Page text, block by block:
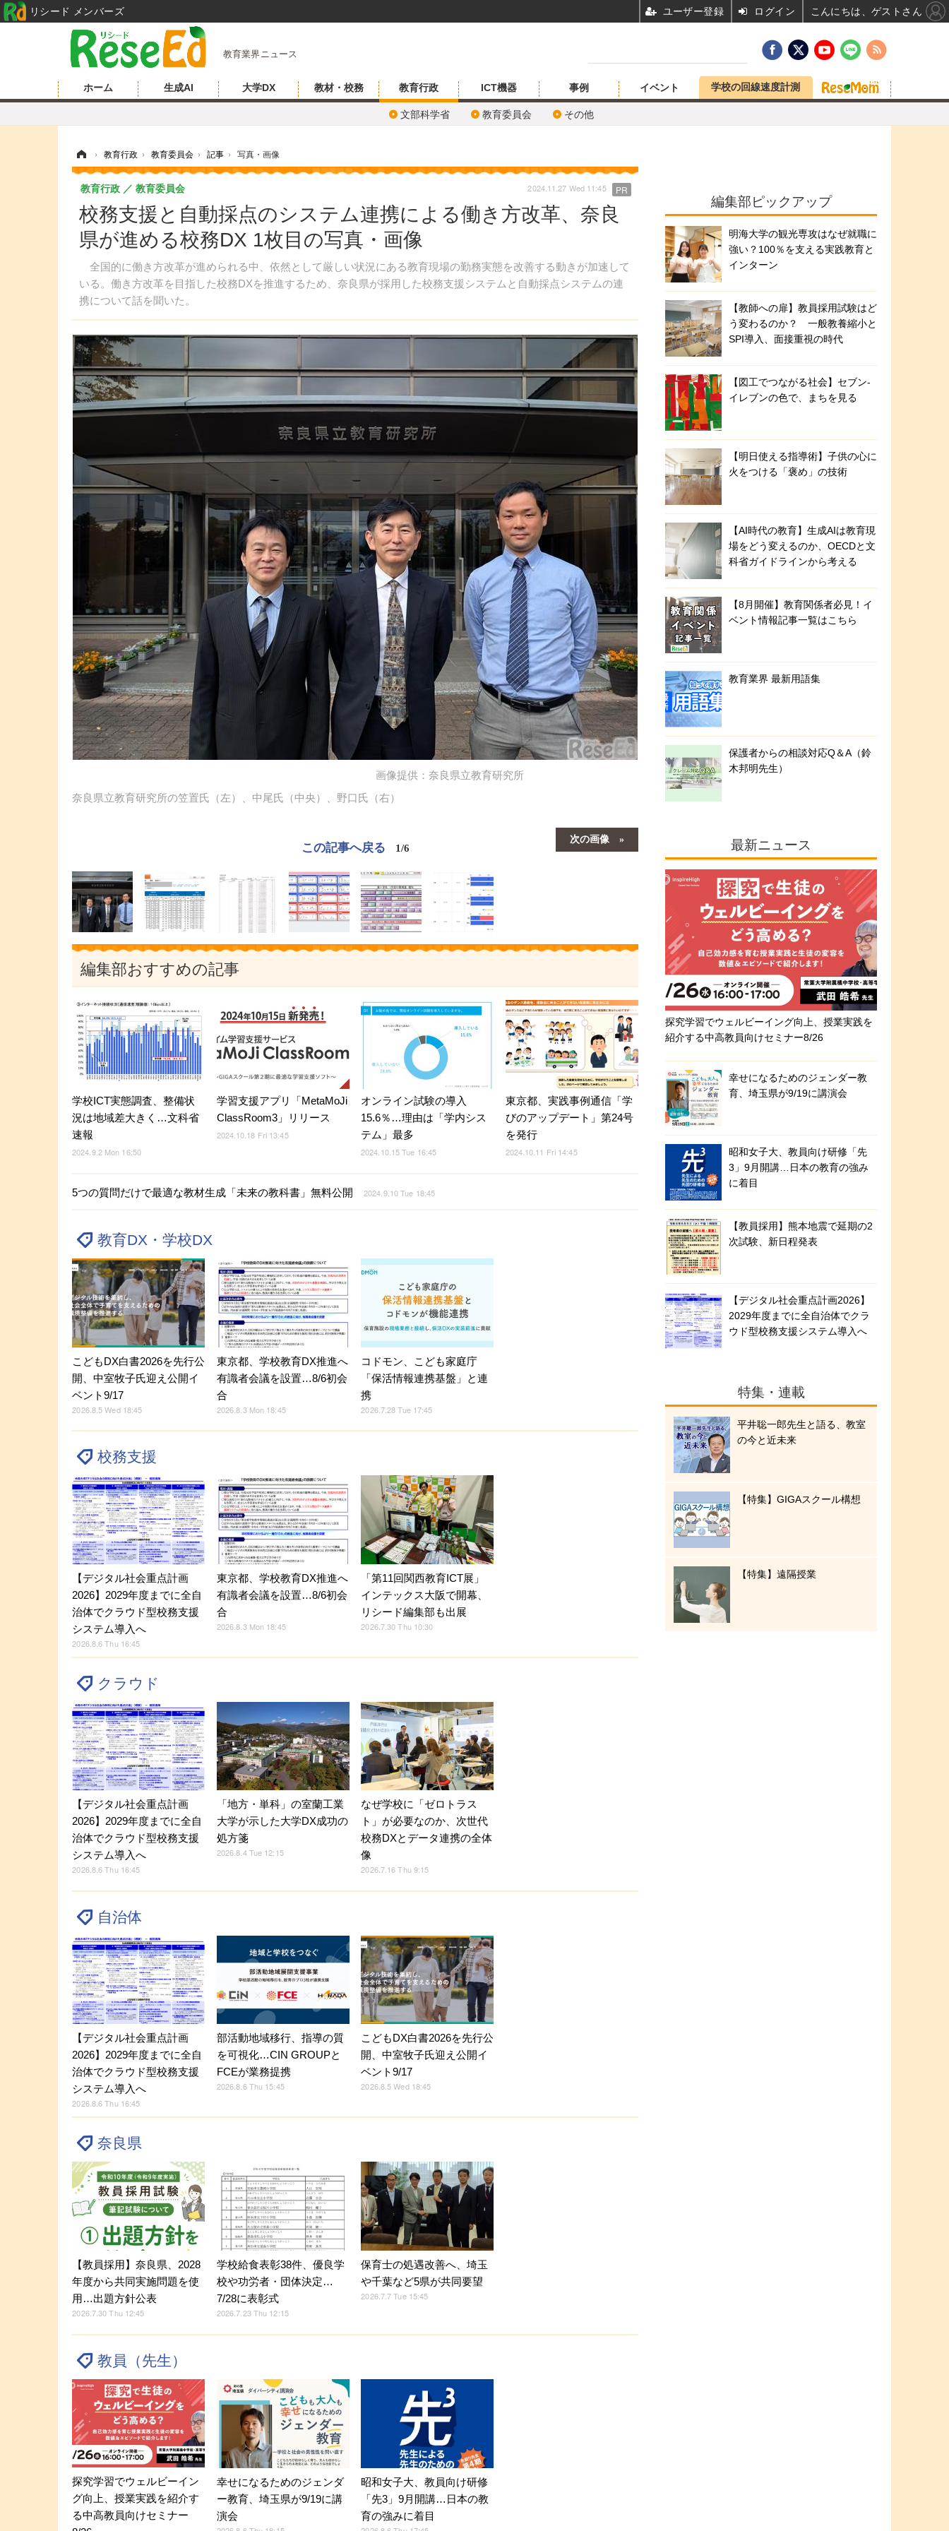
教育業界ニュース
ホーム 生成AI 大学DX 教材・校務 教育行政
文部科学省 教育委員会 その他
ICT機器 事例 イベント 学校の回線速度計測
› 教育行政 › 教育委員会 › 記事 › 写真・画像
校務支援と自動採点のシステム連携による働き方改革、奈良
県が進める校務DX 1枚目の写真・画像
全国的に働き方改革が進められる中、依然として厳しい状況にある教育現場の勤務実態を改善する動きが加速して
いる。働き方改革を目指した校務DXを推進するため、奈良県が採用した校務支援システムと自動採点システムの連
携について話を聞いた。
教育行政 教育委員会 2024.11.27 Wed 11:45 PR
画像提供：奈良県立教育研究所
奈良県立教育研究所の笠置氏（左）、中尾氏（中央）、野口氏（右）
次の画像
この記事へ戻る 1/6
編集部おすすめの記事
学校ICT実態調査、整備状
況は地域差大きく…文科省
速報
2024.9.2 Mon 16:50
学習支援アプリ「MetaMoJi
ClassRoom3」リリース
2024.10.18 Fri 13:45
オンライン試験の導入
15.6％…理由は「学内シス
テム」最多
2024.10.15 Tue 16:45
東京都、実践事例通信「学
びのアップデート」第24号
を発行
2024.10.11 Fri 14:45
5つの質問だけで最適な教材生成「未来の教科書」無料公開 2024.9.10 Tue 18:45
教育DX・学校DX
こどもDX白書2026を先行公
開、中室牧子氏迎え公開イ
ベント9/17
2026.8.5 Wed 18:45
東京都、学校教育DX推進へ
有識者会議を設置…8/6初会
合
2026.8.3 Mon 18:45
コドモン、こども家庭庁
「保活情報連携基盤」と連
携
2026.7.28 Tue 17:45
校務支援
【デジタル社会重点計画
2026】2029年度までに全自
治体でクラウド型校務支援
システム導入へ
2026.8.6 Thu 16:45
東京都、学校教育DX推進へ
有識者会議を設置…8/6初会
合
2026.8.3 Mon 18:45
「第11回関西教育ICT展」
インテックス大阪で開幕、
リシード編集部も出展
2026.7.30 Thu 10:30
クラウド
【デジタル社会重点計画
2026】2029年度までに全自
治体でクラウド型校務支援
システム導入へ
2026.8.6 Thu 16:45
「地方・単科」の室蘭工業
大学が示した大学DX成功の
処方箋
2026.8.4 Tue 12:15
なぜ学校に「ゼロトラス
ト」が必要なのか、次世代
校務DXとデータ連携の全体
像
2026.7.16 Thu 9:15
自治体
【デジタル社会重点計画
2026】2029年度までに全自
治体でクラウド型校務支援
システム導入へ
2026.8.6 Thu 16:45
部活動地域移行、指導の質
を可視化…CIN GROUPと
FCEが業務提携
2026.8.6 Thu 15:45
こどもDX白書2026を先行公
開、中室牧子氏迎え公開イ
ベント9/17
2026.8.5 Wed 18:45
奈良県
【教員採用】奈良県、2028
年度から共同実施問題を使
用…出題方針公表
2026.7.30 Thu 12:45
学校給食表彰38件、優良学
校や功労者・団体決定…
7/28に表彰式
2026.7.23 Thu 12:15
保育士の処遇改善へ、埼玉
や千葉など5県が共同要望
2026.7.7 Tue 15:45
教員（先生）
探究学習でウェルビーイン
グ向上、授業実践を紹介す
る中高教員向けセミナー
幸せになるためのジェンダ
ー教育、埼玉県が9/19に講
演会
昭和女子大、教員向け研修
「先3」9月開講…日本の教
育の強みに着目
編集部ピックアップ
明海大学の観光専攻はなぜ就職に
強い？100％を支える実践教育と
インターン
【教師への扉】教員採用試験はど
う変わるのか？ 一般教養縮小と
SPI導入、面接重視の時代
【図工でつながる社会】セブン‐
イレブンの色で、まちを見る
【明日使える指導術】子供の心に
火をつける「褒め」の技術
【AI時代の教育】生成AIは教育現
場をどう変えるのか、OECDと文
科省ガイドラインから考える
【8月開催】教育関係者必見！イ
ベント情報記事一覧はこちら
教育業界 最新用語集
保護者からの相談対応Q＆A（鈴
木邦明先生）
最新ニュース
探究学習でウェルビーイング向上、授業実践を
紹介する中高教員向けセミナー8/26
幸せになるためのジェンダー教
育、埼玉県が9/19に講演会
昭和女子大、教員向け研修「先
3」9月開講…日本の教育の強み
に着目
【教員採用】熊本地震で延期の2
次試験、新日程発表
【デジタル社会重点計画2026】
2029年度までに全自治体でクラ
ウド型校務支援システム導入へ
特集・連載
平井聡一郎先生と語る、教室
の今と近未来
【特集】GIGAスクール構想
【特集】遠隔授業
リシード メンバーズ ユーザー登録 ログイン こんにちは、ゲストさん